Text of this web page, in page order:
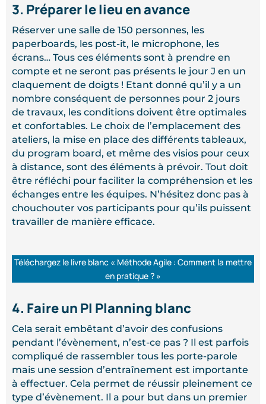
3. Préparer le lieu en avance
Réserver une salle de 150 personnes, les
paperboards, les post-it, le microphone, les
écrans… Tous ces éléments sont à prendre en
compte et ne seront pas présents le jour J en un
claquement de doigts ! Etant donné qu’il y a un
nombre conséquent de personnes pour 2 jours
de travaux, les conditions doivent être optimales
et confortables. Le choix de l’emplacement des
ateliers, la mise en place des différents tableaux,
du program board, et même des visios pour ceux
à distance, sont des éléments à prévoir. Tout doit
être réfléchi pour faciliter la compréhension et les
échanges entre les équipes. N’hésitez donc pas à
chouchouter vos participants pour qu’ils puissent
travailler de manière efficace.
Téléchargez le livre blanc « Méthode Agile : Comment la mettre
en pratique ? »
4. Faire un PI Planning blanc
Cela serait embêtant d’avoir des confusions
pendant l’évènement, n’est-ce pas ? Il est parfois
compliqué de rassembler tous les porte-parole
mais une session d’entraînement est importante
à effectuer. Cela permet de réussir pleinement ce
type d’évènement. Il a pour but dans un premier